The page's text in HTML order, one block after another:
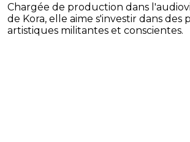
Chargée de production dans
de Kora, elle aime s'investir dans des
artistiques militantes et conscientes.